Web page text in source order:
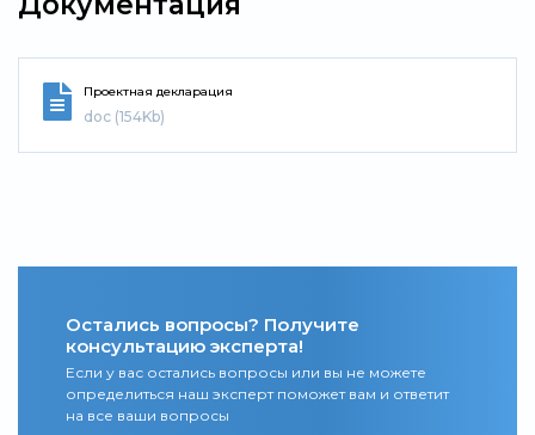
Проектная декларация
doc (154Kb)
Остались вопросы? Получите
консультацию эксперта!
Если у вас остались вопросы или вы не можете
определиться наш эксперт поможет вам и ответит
на все ваши вопросы